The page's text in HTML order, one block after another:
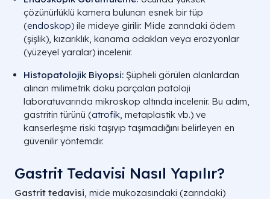
çözünürlüklü kamera bulunan esnek bir tüp
(endoskop) ile mideye girilir. Mide zarındaki ödem
(şişlik), kızarıklık, kanama odakları veya erozyonlar
(yüzeyel yaralar) incelenir.
Histopatolojik Biyopsi: Şüpheli görülen alanlardan
alınan milimetrik doku parçaları patoloji
laboratuvarında mikroskop altında incelenir. Bu adım,
gastritin türünü (atrofik , metaplastik vb.) ve
kanserleşme riski taşıyıp taşımadığını belirleyen en
güvenilir yöntemdir.
Gastrit Tedavisi Nasıl Yapılır?
Gastrit tedavisi , mide mukozasındaki (zarındaki)